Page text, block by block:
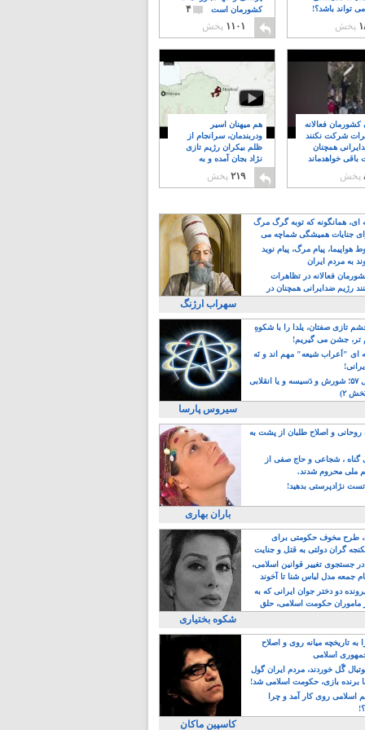
کشورمان است
۴
۱۱۰۱ پخش
تواند باشد؟!
پخش
هم میهنان اسیر
ودربندمان، سرانجام از
ظلم بیکران رژیم تازی
نژاد بجان آمده و به
۲۱۹ پخش
کشورمان فعالانه
شرکت نکنند
همچنان
باقی خواهدماند
پخش
ای، همانگونه که توبه گرگ مرگ
جنایات همیشگی شماچه می
هواپیما، پیام مرگ، پیام نوید
به مردم ایران
فعالانه در تظاهرات
رژیم ضدایرانی همچنان در
خواهدماند
سهراب ارژنگ
تازی صفتان، یلدا را با شکوهِ
تر، جشن می گیریم!
ای "اَعراب شیعه" مهم اند و نَه
رویداد سال ۵۷؛ شورش و دَسیسه و یا انقلابی
۲)
سیروس پارسا
و اصلاح طلبان از پشت به
گناه ، شجاعی و حاج صفی از
ملی محروم شدند.
نژادپرستی بدهید!
باران بهاری
مخوف حکومتی برای
گران دولتی به قتل و جنایت
جستجوی تغییر قوانین اسلامی،
جمعه مدل لباس شنا تا آخوند
دو دختر جوان ایرانی که به
ماموران حکومت اسلامی، حلق
شکوه بختیاری
به تاریخچه میانه روی و اصلاح
اسلامی
گًل خوردند، مردم ایران گول
برنده بازی، حکومت اسلامی شد!
اسلامی روی کار آمد و چرا
کاسپین ماکان